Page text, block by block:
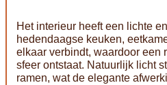
Het interieur heeft een lichte
hedendaagse keuken,
elkaar verbindt, waardoor een
sfeer ontstaat. Natuurlijk licht
ramen, wat de elegante